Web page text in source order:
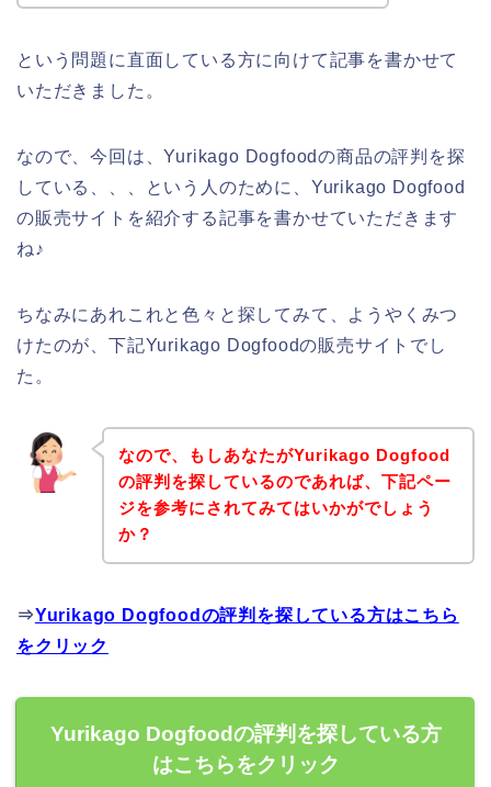
という問題に直面している方に向けて記事を書かせて
いただきました。
なので、今回は、Yurikago Dogfoodの商品の評判を探
している、、、という人のために、Yurikago Dogfood
の販売サイトを紹介する記事を書かせていただきます
ね♪
ちなみにあれこれと色々と探してみて、ようやくみつ
けたのが、下記Yurikago Dogfoodの販売サイトでし
た。
なので、もしあなたがYurikago Dogfood
の評判を探しているのであれば、下記ペー
ジを参考にされてみてはいかがでしょう
か？
⇒Yurikago Dogfoodの評判を探している方はこちら
をクリック
Yurikago Dogfoodの評判を探している方
はこちらをクリック